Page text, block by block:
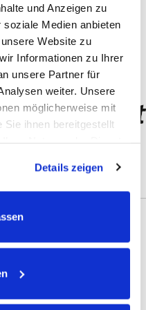
und Anzeigen zu
Medien anbieten
Website zu
Informationen zu Ihrer
unsere Partner für
weiter. Unsere
möglicherweise mit
Sie ihnen bereitgestellt
Details zeigen